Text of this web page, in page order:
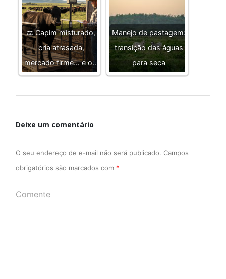
⚖️ Capim misturado,
cria atrasada,
mercado firme… e o…
Manejo de pastagem:
transição das águas
para seca
Deixe um comentário
O seu endereço de e-mail não será publicado. Campos
obrigatórios são marcados com *